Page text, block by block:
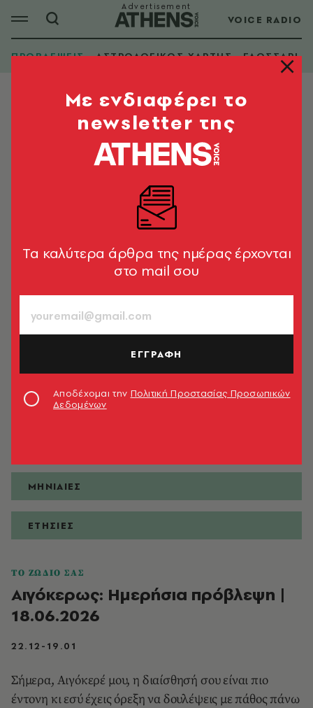
VOICE RADIO
ΠΡΟΒΛΕΨΕΙΣ ΑΣΤΡΟΛΟΓΙΚΟΣ ΧΑΡΤΗΣ ΓΛΩΣΣΑΡΙ
ΠΡΟΒΛΕΨΕΙΣ
ΗΜΕΡΗΣΙΕΣ
ΜΗΝΙΑΙΕΣ
ΕΤΗΣΙΕΣ
ΤΟ ΖΩΔΙΟ ΣΑΣ
Αιγόκερως: Ημερήσια πρόβλεψη |
18.06.2026
22.12-19.01
Σήμερα, Αιγόκερέ μου, η διαίσθησή σου είναι πιο
έντονη κι εσύ έχεις όρεξη να δουλέψεις με πάθος πάνω
Mε ενδιαφέρει το
newsletter της
Tα καλύτερα άρθρα της ημέρας έρχονται
στο mail σου
ΕΓΓΡΑΦΗ
Αποδέχομαι την Πολιτική Προστασίας Προσωπικών
Δεδομένων